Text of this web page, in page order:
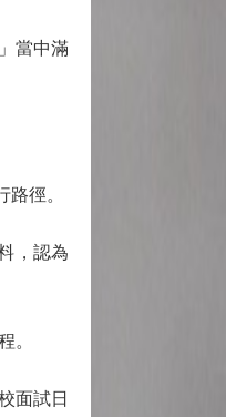
當中滿
徑。
，認為
。
面試日